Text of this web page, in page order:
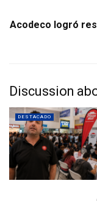
Acodeco logró
Discussion
DESTACADO